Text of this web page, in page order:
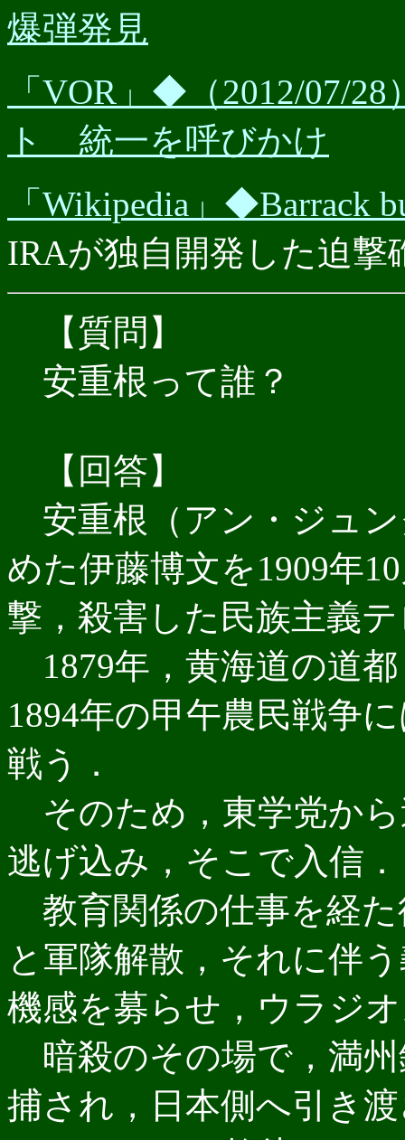
爆弾発見
「VOR」◆（2012/07/
ト 統一を呼びかけ
「Wikipedia」◆Barrack
IRAが独自開発した迫撃
【質問】
安重根って誰？
【回答】
安重根（アン・ジュ
めた伊藤博文を1909年
撃，殺害した民族主義
1879年，黄海道の道
1894年の甲午農民戦争
戦う．
そのため，東学党か
逃げ込み，そこで入信．
教育関係の仕事を経た
と軍隊解散，それに伴
機感を募らせ，ウラジ
暗殺のその場で，満
捕され，日本側へ引き